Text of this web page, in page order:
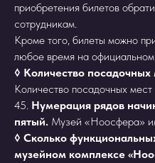
приобретения билетов
сотрудникам.
Кроме того, билеты можно
любое время на
◊ Количество посадочных
Количество посадочных
45. Нумерация рядов
пятый. Музей «Ноосфера»
◊ Сколько
музейном комплексе